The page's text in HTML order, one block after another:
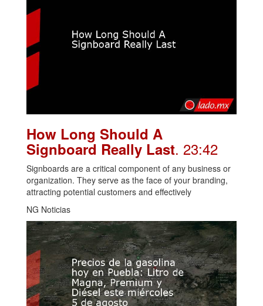
How Long Should A
Signboard Really Last. 23:42
Signboards are a critical component of any business or
organization. They serve as the face of your branding,
attracting potential customers and effectively
NG Noticias